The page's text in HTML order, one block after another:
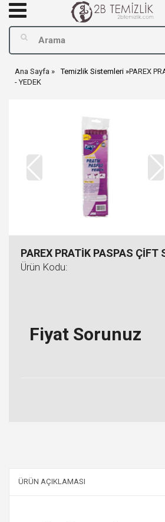
Ana Sayfa Temizlik Sistemleri PAREX
- YEDEK
PAREX PRATİK PASPAS ÇİFT
Ürün Kodu:
Fiyat Sorunuz
ÜRÜN AÇIKLAMASI